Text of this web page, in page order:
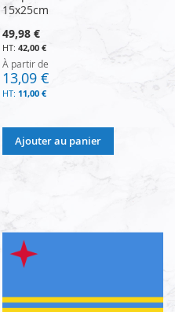
15x25cm
49,98 €
42,00 €
À partir de
13,09 €
11,00 €
Ajouter au panier